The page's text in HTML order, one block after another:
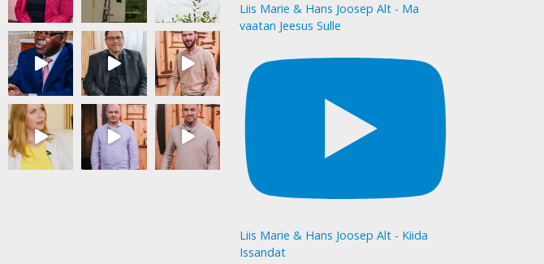
Liis Marie & Hans Joosep Alt - Ma
vaatan Jeesus Sulle
Liis Marie & Hans Joosep Alt - Kiida
Issandat